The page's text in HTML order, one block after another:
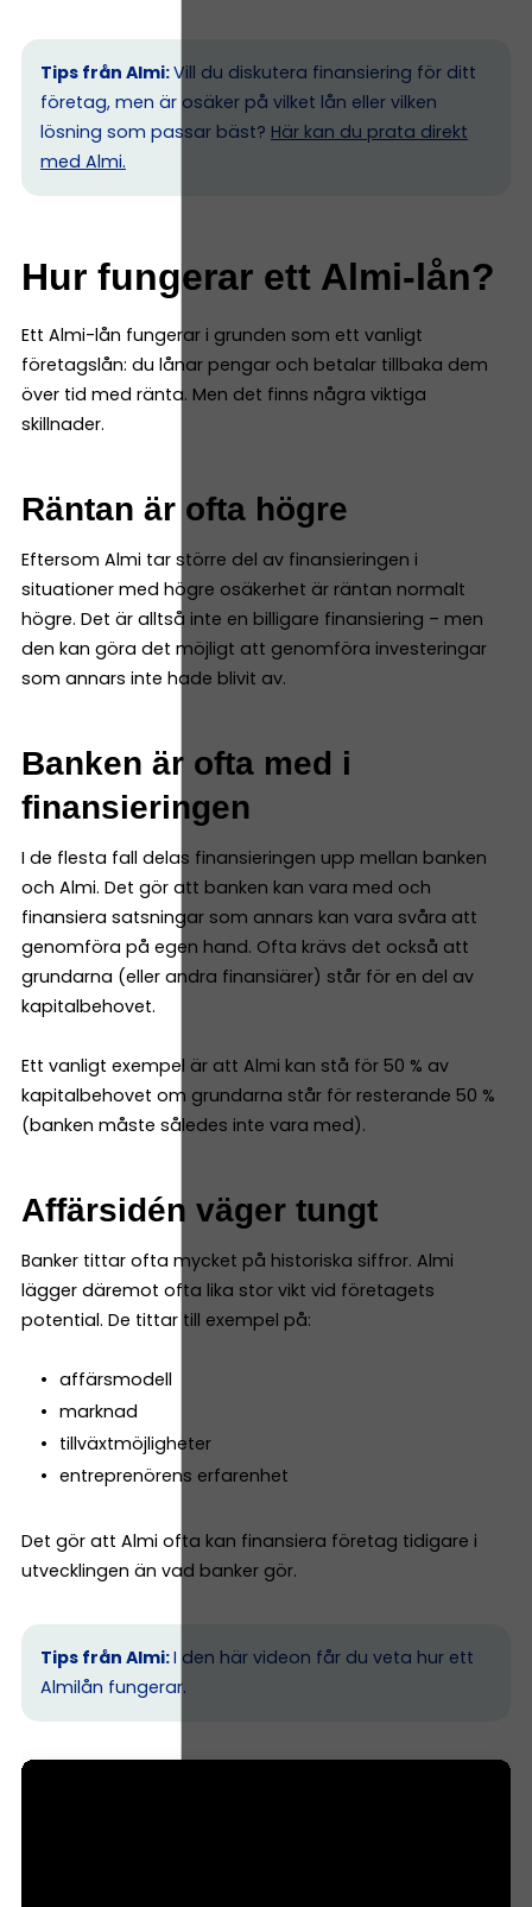
Tips från Almi:Vill du diskutera finansiering för ditt
företag, men är osäker på vilket lån eller vilken
lösning som passar bäst? Här kan du prata direkt
med Almi.
Hur fungerar ett Almi-lån?
Ett Almi-lån fungerar i grunden som ett vanligt
företagslån: du lånar pengar och betalar tillbaka dem
över tid med ränta. Men det finns några viktiga
skillnader.
Räntan är ofta högre
Eftersom Almi tar större del av finansieringen i
situationer med högre osäkerhet är räntan normalt
högre. Det är alltså inte en billigare finansiering – men
den kan göra det möjligt att genomföra investeringar
som annars inte hade blivit av.
Banken är ofta med i
finansieringen
I de flesta fall delas finansieringen upp mellan banken
och Almi. Det gör att banken kan vara med och
finansiera satsningar som annars kan vara svåra att
genomföra på egen hand. Ofta krävs det också att
grundarna (eller andra finansiärer) står för en del av
kapitalbehovet.
Ett vanligt exempel är att Almi kan stå för 50 % av
kapitalbehovet om grundarna står för resterande 50 %
(banken måste således inte vara med).
Affärsidén väger tungt
Banker tittar ofta mycket på historiska siffror. Almi
lägger däremot ofta lika stor vikt vid företagets
potential. De tittar till exempel på:
affärsmodell
marknad
tillväxtmöjligheter
entreprenörens erfarenhet
Det gör att Almi ofta kan finansiera företag tidigare i
utvecklingen än vad banker gör.
Tips från Almi:I den här videon får du veta hur ett
Almilån fungerar.